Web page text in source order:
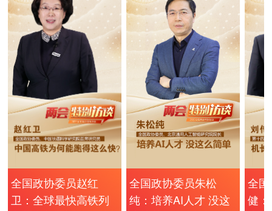
全国政协委员赵红
卫：全球最快高铁列
全国政协委员朱松
纯：培养AI人才 没这
全国
健：